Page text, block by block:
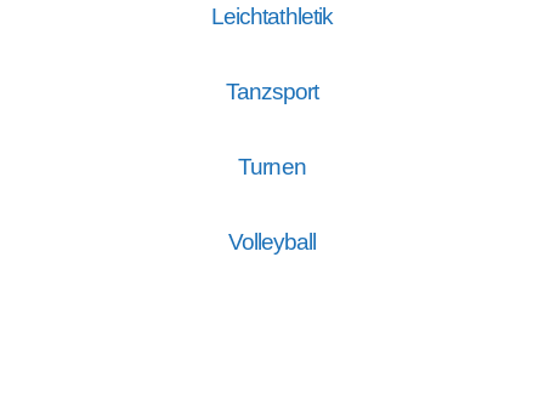
Leichtathletik
Tanzsport
Turnen
Volleyball